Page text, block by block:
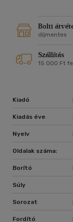
Bolti
díjmentes
Szállítás
15 000 Ft
Kiadó
Kiadás éve
Nyelv
Oldalak száma:
Borító
Súly
Sorozat
Fordító